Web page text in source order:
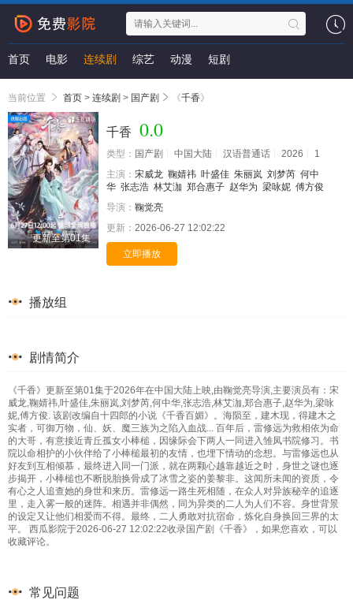
首页 电影 连续剧 综艺 动漫 短剧
当前位置 首页 > 连续剧 > 国产剧 《千香》
更新至第01集
千香 0.0
类型： 国产剧 中国大陆 汉语普通话 2026
1
主演： 宋威龙 鞠婧祎 叶盛佳 朱丽岚 刘梦芮 何中
华 张志浩 林艾泇 郑合惠子 赵华为 梁咏妮 傅方俊
导演： 鞠觉亮
更新： 2026-06-27 12:02:22
立即播放
播放组
剧情简介
《千香》更新至第01集于2026年在中国大陆上映,由鞠觉亮导演,主要演员有：宋
威龙,鞠婧祎,叶盛佳,朱丽岚,刘梦芮,何中华,张志浩,林艾泇,郑合惠子,赵华为,梁咏
妮,傅方俊. 该剧改编自十四郎的小说《千香百媚》。海陨至，建木现，得建木之
实者，可御万物，仙、妖、魔三族为之陷入血战... 百年后，雷修远为救相依为命
的大哥，有意接近青丘孤女小棒槌，因缘际会下两人一同进入雏凤书院修习。书
院以命相护的小伙伴给了小棒槌最初的友情，也埋下情动的念想。与雷修远也从
好友到互相倾慕，最终进入同一门派，就在两颗心越靠越近之时，身世之谜也逐
步揭开，小棒槌也不断脱胎换骨成了冰雪之姿的姜黎非。这闻所未闻的资质，令
有心之人追查她的身世和来历。雷修远一路生死相随，在众人对异族秘辛的追逐
里，走入雾一般的迷阵。相遇并非偶然，同为异类的二人为人们不容。身世背景
的设定又让他们相爱而不得。最终，二人勇敢对抗宿命，炼化自身换回三界的太
平。 西瓜影院于2026-06-27 12:02:22收录国产剧《千香》，如果您喜欢，可以
收藏评论。
常见问题